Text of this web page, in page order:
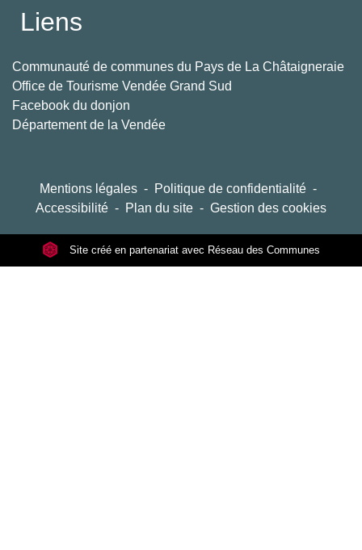
Liens
Communauté de communes du Pays de La Châtaigneraie
Office de Tourisme Vendée Grand Sud
Facebook du donjon
Département de la Vendée
Mentions légales - Politique de confidentialité -
Accessibilité - Plan du site - Gestion des cookies
Site créé en partenariat avec Réseau des Communes